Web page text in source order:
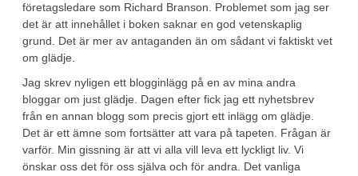
företagsledare som Richard Branson. Problemet som jag ser
det är att innehållet i boken saknar en god vetenskaplig
grund. Det är mer av antaganden än om sådant vi faktiskt vet
om glädje.
Jag skrev nyligen ett blogginlägg på en av mina andra
bloggar om just glädje. Dagen efter fick jag ett nyhetsbrev
från en annan blogg som precis gjort ett inlägg om glädje.
Det är ett ämne som fortsätter att vara på tapeten. Frågan är
varför. Min gissning är att vi alla vill leva ett lyckligt liv. Vi
önskar oss det för oss själva och för andra. Det vanliga